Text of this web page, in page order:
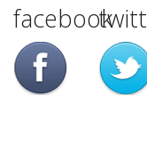
facebook